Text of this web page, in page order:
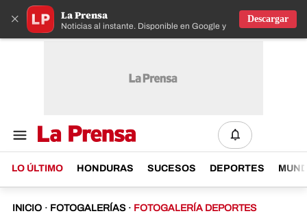
× La Prensa
Noticias al instante. Disponible en Google y IOS
Descargar
LO ÚLTIMO HONDURAS SUCESOS DEPORTES
INICIO · FOTOGALERÍAS · FOTOGALERÍA DEPORTES